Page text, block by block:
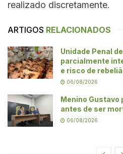
realizado discretamente.
ARTIGOS RELACIONADOS
Unidade Penal
parcialmente
e risco de
06/08/2026
Menino Gustavo
antes de ser
06/08/2026